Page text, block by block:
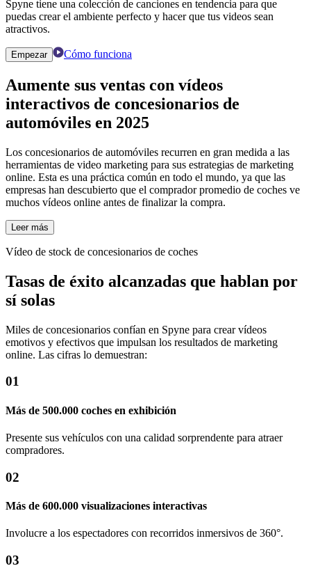
Spyne tiene una colección de canciones en tendencia para que
puedas crear el ambiente perfecto y hacer que tus videos sean
atractivos.
Empezar Cómo funciona
Aumente sus ventas con vídeos
interactivos de concesionarios de
automóviles en 2025
Los concesionarios de automóviles recurren en gran medida a las
herramientas de video marketing para sus estrategias de marketing
online. Esta es una práctica común en todo el mundo, ya que las
empresas han descubierto que el comprador promedio de coches ve
muchos vídeos online antes de finalizar la compra.
Leer más
Vídeo de stock de concesionarios de coches
Tasas de éxito alcanzadas que hablan por
sí solas
Miles de concesionarios confían en Spyne para crear vídeos
emotivos y efectivos que impulsan los resultados de marketing
online. Las cifras lo demuestran:
01
Más de 500.000 coches en exhibición
Presente sus vehículos con una calidad sorprendente para atraer
compradores.
02
Más de 600.000 visualizaciones interactivas
Involucre a los espectadores con recorridos inmersivos de 360°.
03